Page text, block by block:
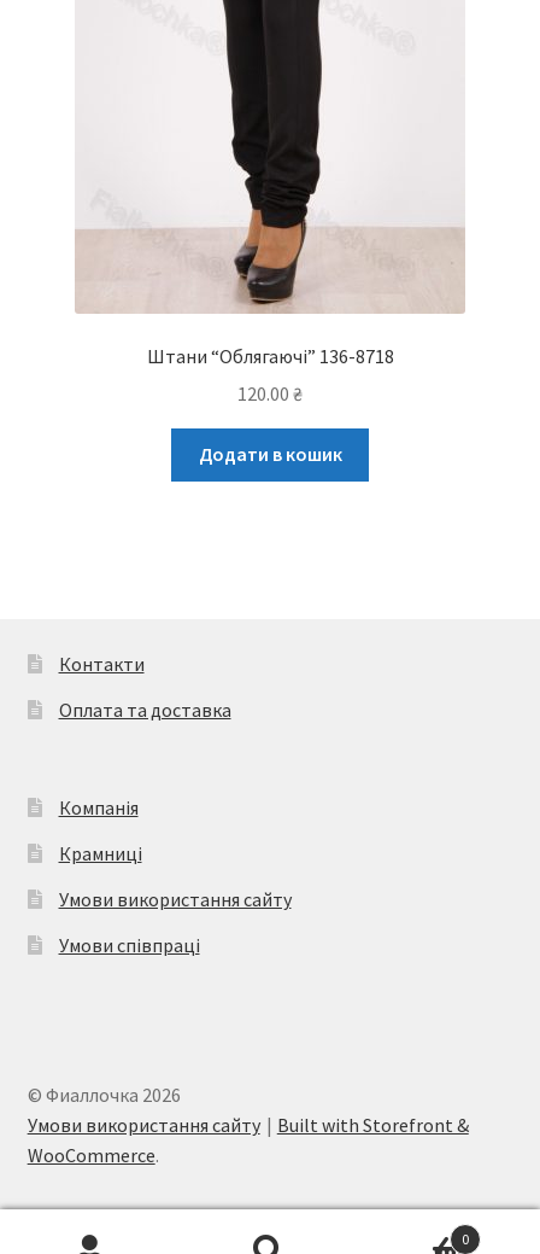
Штани “Облягаючі” 136-8718
120.00 ₴
Додати в кошик
Контакти
Оплата та доставка
Компанія
Крамниці
Умови використання сайту
Умови співпраці
© Фиаллочка 2026
Умови використання сайту
Built with Storefront &
WooCommerce.
0